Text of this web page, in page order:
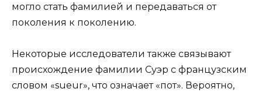
могло стать фамилией и передаваться от
поколения к поколению.
Некоторые исследователи также связывают
происхождение фамилии Суэр с французским
словом «sueur», что означает «пот». Вероятно,